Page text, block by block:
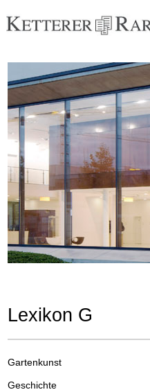
Lexikon G
Gartenkunst
Geschichte